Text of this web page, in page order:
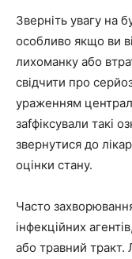
Зверніть увагу на
особливо якщо ви
лихоманку або
свідчити про
ураженням
заfфіксували такі
звернутися до
оцінки стану.
Часто
інфекційних
або травний тракт.